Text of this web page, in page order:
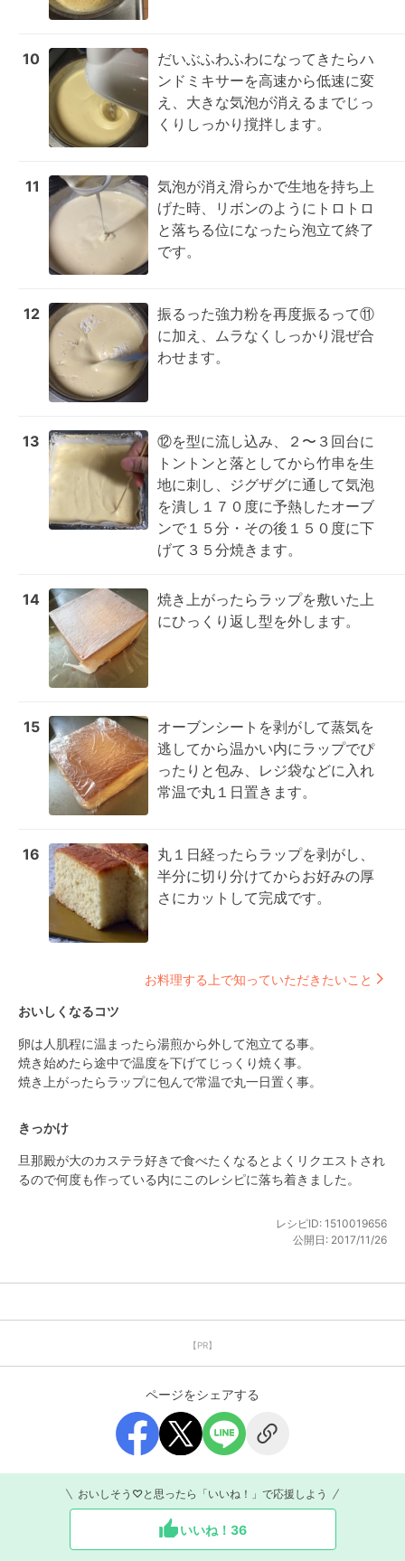
10
だいぶふわふわになってきたらハ
ンドミキサーを高速から低速に変
え、大きな気泡が消えるまでじっ
くりしっかり撹拌します。
11
気泡が消え滑らかで生地を持ち上
げた時、リボンのようにトロトロ
と落ちる位になったら泡立て終了
です。
12
振るった強力粉を再度振るって⑪
に加え、ムラなくしっかり混ぜ合
わせます。
13
⑫を型に流し込み、２〜３回台に
トントンと落としてから竹串を生
地に刺し、ジグザグに通して気泡
を潰し１７０度に予熱したオーブ
ンで１５分・その後１５０度に下
げて３５分焼きます。
14
焼き上がったらラップを敷いた上
にひっくり返し型を外します。
15
オーブンシートを剥がして蒸気を
逃してから温かい内にラップでぴ
ったりと包み、レジ袋などに入れ
常温で丸１日置きます。
16
丸１日経ったらラップを剥がし、
半分に切り分けてからお好みの厚
さにカットして完成です。
お料理する上で知っていただきたいこと
おいしくなるコツ
卵は人肌程に温まったら湯煎から外して泡立てる事。
焼き始めたら途中で温度を下げてじっくり焼く事。
焼き上がったらラップに包んで常温で丸一日置く事。
きっかけ
旦那殿が大のカステラ好きで食べたくなるとよくリクエストされ
るので何度も作っている内にこのレシピに落ち着きました。
レシピID: 1510019656
公開日: 2017/11/26
【PR】
ページをシェアする
おいしそう♡と思ったら「いいね！」で応援しよう
いいね！ 36